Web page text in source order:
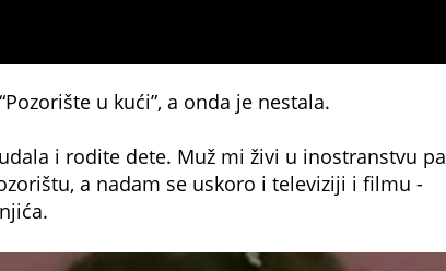
u kući”, a onda je nestala.
i rodite dete. Muž mi živi u inostranstvu pa
a nadam se uskoro i televiziji i filmu -